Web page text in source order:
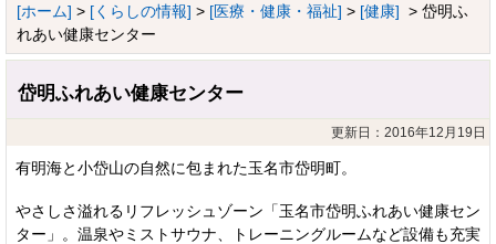
[ホーム] > [くらしの情報] > [医療・健康・福祉] > [健康] > 岱明ふ
れあい健康センター
岱明ふれあい健康センター
更新日：2016年12月19日
有明海と小岱山の自然に包まれた玉名市岱明町。
やさしさ溢れるリフレッシュゾーン「玉名市岱明ふれあい健康セン
ター」。温泉やミストサウナ、トレーニングルームなど設備も充実